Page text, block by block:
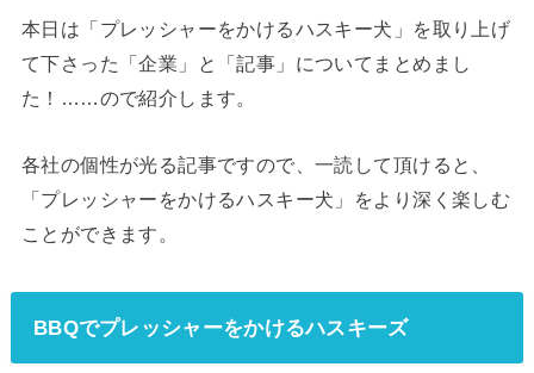
本日は「プレッシャーをかけるハスキー犬」を取り上げ
て下さった「企業」と「記事」についてまとめまし
た！……ので紹介します。
各社の個性が光る記事ですので、一読して頂けると、
「プレッシャーをかけるハスキー犬」をより深く楽しむ
ことができます。
BBQでプレッシャーをかけるハスキーズ